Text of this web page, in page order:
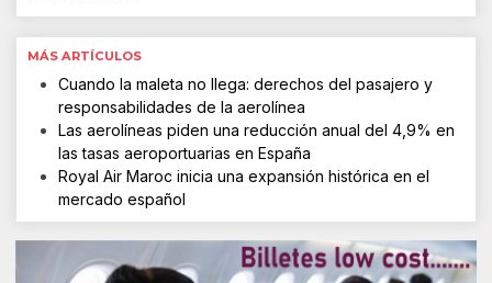
MÁS ARTÍCULOS
Cuando la maleta no llega: derechos del pasajero y
responsabilidades de la aerolínea
Las aerolíneas piden una reducción anual del 4,9% en
las tasas aeroportuarias en España
Royal Air Maroc inicia una expansión histórica en el
mercado español